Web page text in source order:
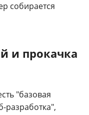
собирается
и прокачка
"базовая
разработка",